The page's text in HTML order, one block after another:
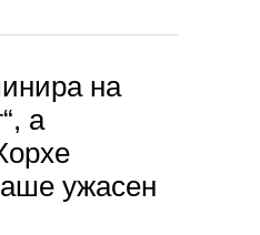
на
а
ужасен